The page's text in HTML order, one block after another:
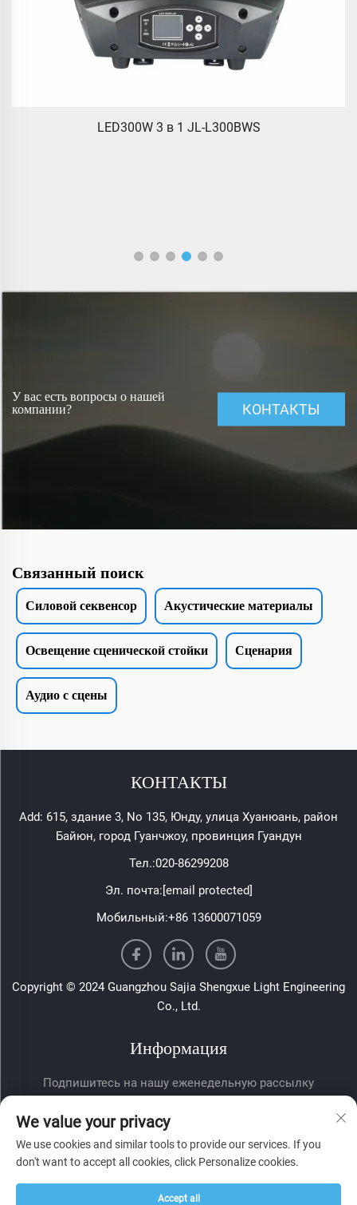
LED300W 3 в 1 JL-L300BWS
У вас есть вопросы о нашей
компании?
КОНТАКТЫ
Связанный поиск
Силовой секвенсор Акустические материалы
Освещение сценической стойки Сценария
Аудио с сцены
КОНТАКТЫ
Add: 615, здание 3, No 135, Юнду, улица Хуанюань, район
Байюн, город Гуанчжоу, провинция Гуандун
Тел.:020-86299208
Эл. почта:[email protected]
Мобильный:+86 13600071059
Copyright © 2024 Guangzhou Sajia Shengxue Light Engineering
Co., Ltd.
Информация
Подпишитесь на нашу еженедельную рассылку
We value your privacy
We use cookies and similar tools to provide our services. If you
don't want to accept all cookies, click Personalize cookies.
Accept all